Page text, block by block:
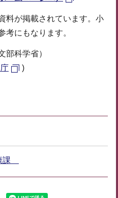
料が掲載されています。小
考にもなります。
部科学省）
)
課